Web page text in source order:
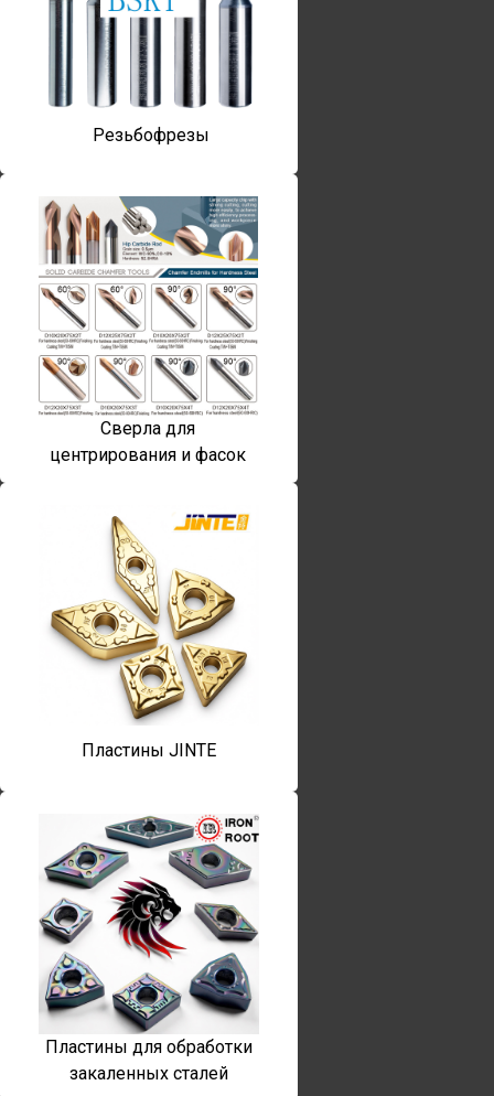
Резьбофрезы
Сверла для
центрирования и фасок
Пластины JINTE
Пластины для обработки
закаленных сталей